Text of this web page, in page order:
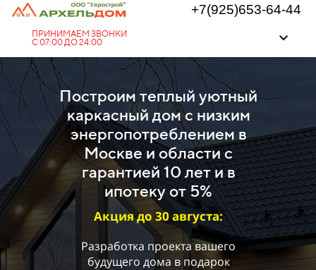
+7(925)653-64-44
ПРИНИМАЕМ ЗВОНКИ
С 07:00 ДО 24:00
Построим теплый уютный
каркасный дом с низким
энергопотреблением в
Москве и области с
гарантией 10 лет и в
ипотеку от 5%
Акция до 30августа:
Разработка проекта вашего
будущего дома в подарок